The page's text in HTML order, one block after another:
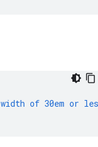
width of 30em or